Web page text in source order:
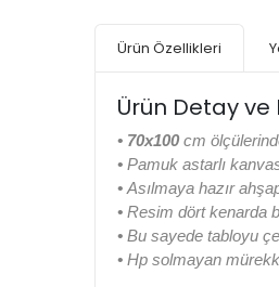
Ürün Özellikleri
Ürün Detay
• 70x100 cm
• Pamuk astarlı
• Asılmaya hazır
• Resim dört kenarda
• Bu sayede tabloyu
• Hp solmayan